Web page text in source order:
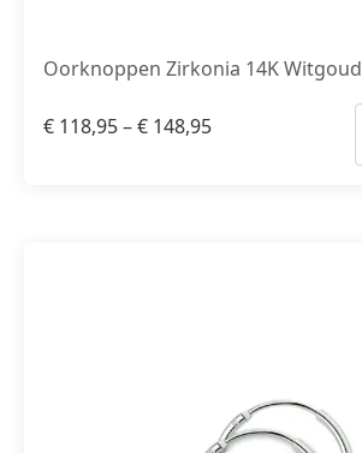
Oorknoppen Zirkonia 14K Witgoud
€ 118,95–€ 148,95